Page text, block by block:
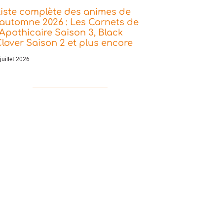
complète des animes de
2026 : Les Carnets de
Saison 3, Black
Saison 2 et plus encore
2026